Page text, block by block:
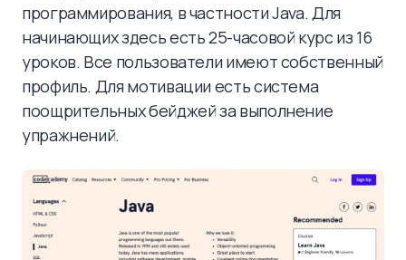
программирования, в частности Java. Для
начинающих здесь есть 25-часовой курс из 16
уроков. Все пользователи имеют собственный
профиль. Для мотивации есть система
поощрительных бейджей за выполнение
упражнений.